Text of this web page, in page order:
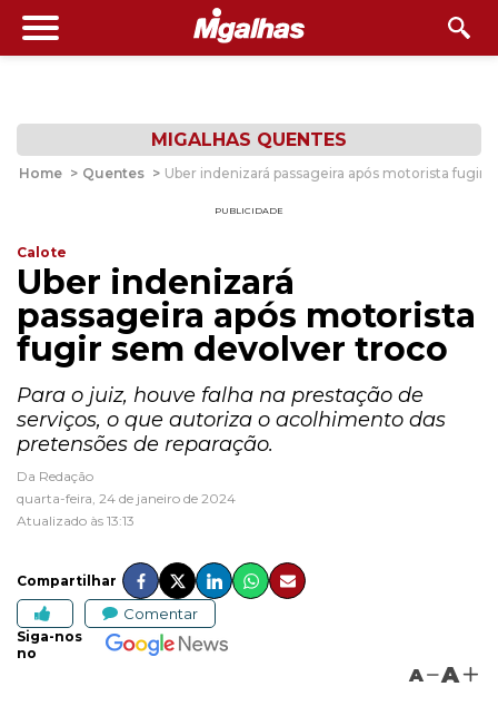
MIGALHAS QUENTES
Home > Quentes > Uber indenizará passageira após motorista fugir
PUBLICIDADE
Calote
Uber indenizará
passageira após motorista
fugir sem devolver troco
Para o juiz, houve falha na prestação de
serviços, o que autoriza o acolhimento das
pretensões de reparação.
Da Redação
quarta-feira, 24 de janeiro de 2024
Atualizado às 13:13
Compartilhar
Comentar
Siga-nos
no
A A